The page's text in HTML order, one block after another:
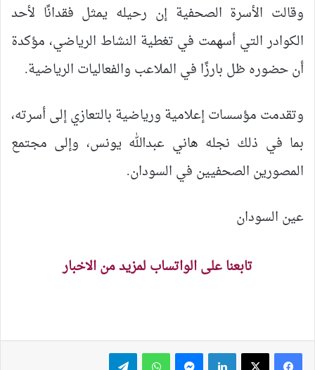
وقالت الأسرة الصحفية إن رحيله يمثل فقدانًا لأحد
الكوادر التي أسهمت في تغطية النشاط الرياضي، مؤكدة
أن حضوره ظل بارزًا في الملاعب والفعاليات الرياضية.
وتقدمت مؤسسات إعلامية ورياضية بالتعازي إلى أسرته،
بما في ذلك نجله هاني عبدالله يونس، وإلى مجتمع
المصورين الصحفيين في السودان.
عين السودان
تابعنا على الواتساب لمزيد من الاخبار
لينكدإن ماسنجر واتساب تيلقرام